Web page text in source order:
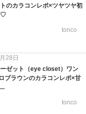
のカラコンレポ×ツヤツヤ初
♡
tonco
28日
ゼット（eye closet）ワン
ブラウンのカラコンレポ×甘
tonco